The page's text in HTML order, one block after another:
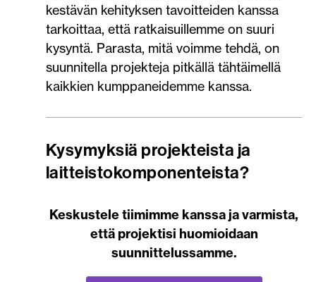
kestävän kehityksen tavoitteiden kanssa
tarkoittaa, että ratkaisuillemme on suuri
kysyntä. Parasta, mitä voimme tehdä, on
suunnitella projekteja pitkällä tähtäimellä
kaikkien kumppaneidemme kanssa.
Kysymyksiä projekteista ja
laitteistokomponenteista?
Keskustele tiimimme kanssa ja varmista,
että projektisi huomioidaan
suunnittelussamme.